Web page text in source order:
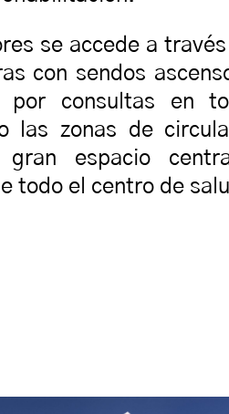
se accede a
con sendos
consultas en
las zonas de
espacio
todo el centro de